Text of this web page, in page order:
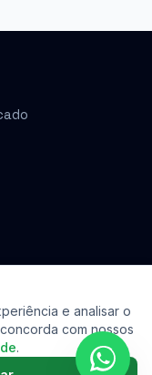
e analisar o
com nossos
.